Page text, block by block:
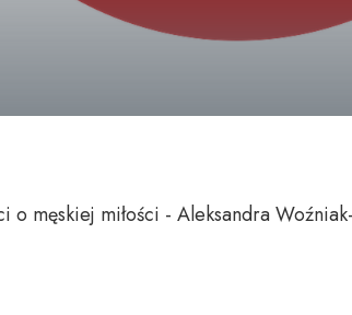
męskiej miłości - Aleksandra